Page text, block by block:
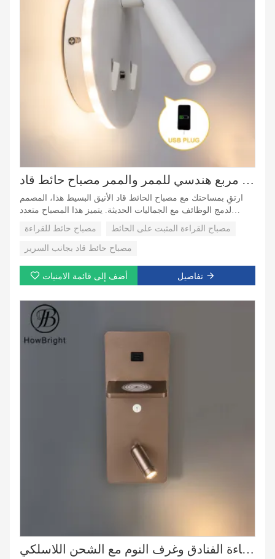
مصباح حائط قاد على شكل مربع هندسي للممر والممر مصباح حائط قاد
ارتقِ بمساحتك مع مصباح الحائط قاد الأنيق البسيط هذا، المصمم
لدمج الوظائف مع الجماليات الحديثة. يتميز هذا المصباح متعدد
مصباح حائط للقراءة مصباح القراءة المثبت على الحائط
مصباح حائط قاد بجانب السرير
أضف إلى قائمة الامنيات تفاصيل
إضاءة الفنادق وغرف النوم مع الشحن اللاسلكي